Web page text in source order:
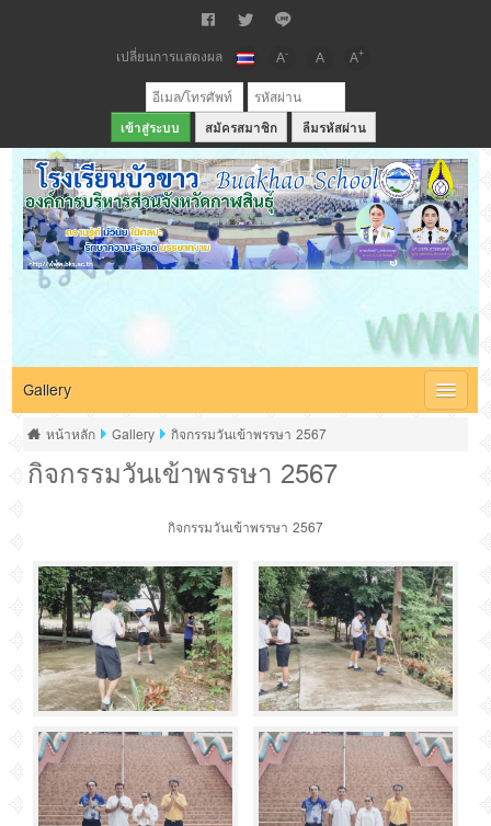
เปลี่ยนการแสดงผล A- A A+
สมัครสมาชิก ลืมรหัสผ่าน
เว็บไซต์โรงเรียนบัวขาว สังกัดองค์การบริหารส่วนจังหวัดกาฬสินธุ์
Gallery
กิจกรรมวันเข้าพรรษา 2567
หน้าหลัก Gallery กิจกรรมวันเข้าพรรษา 2567
กิจกรรมวันเข้าพรรษา 2567